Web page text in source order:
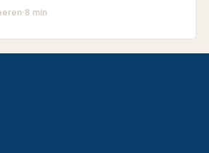
·8 min